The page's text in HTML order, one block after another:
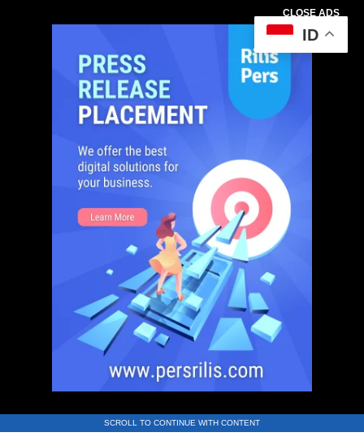
CLOSE ADS
SCROLL TO CONTINUE WITH CONTENT
ID